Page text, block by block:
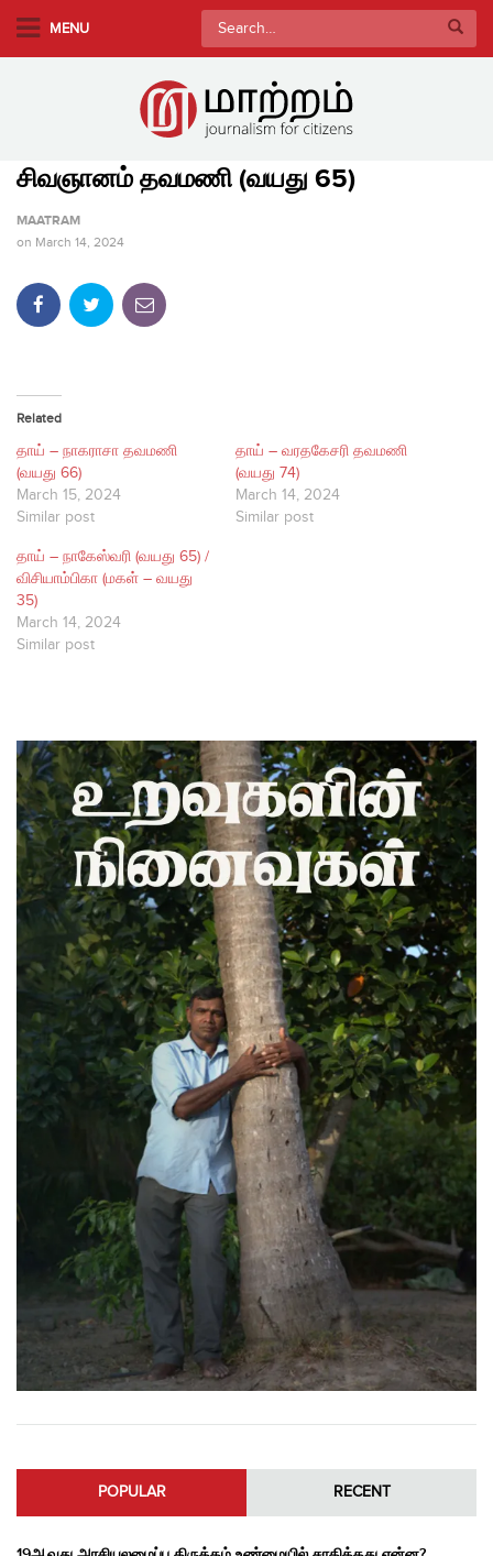
MENU
Search
for:
சிவஞானம் தவமணி (வயது 65)​
MAATRAM
on March 14, 2024
Related
தாய் – நாகராசா தவமணி
(வயது 66)
March 15, 2024
Similar post
தாய் – வரதகேசரி தவமணி
(வயது 74)
March 14, 2024
Similar post
தாய் – நாகேஸ்வரி (வயது 65) /
விசியாம்பிகா (மகள் – வயது
35)
March 14, 2024
Similar post
POPULAR RECENT